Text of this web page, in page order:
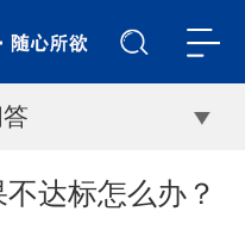
达标怎么办？